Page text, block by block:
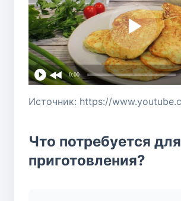
0:00
Что потребуется для
приготовления?